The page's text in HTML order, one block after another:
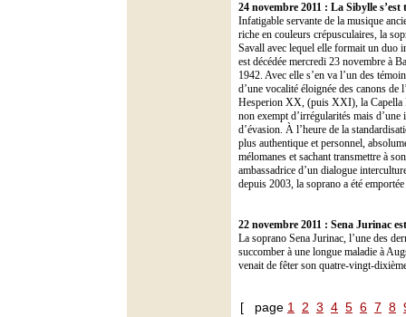
24 novembre 2011 : La Sibylle
Infatigable servante de la musique
riche en couleurs crépusculaires, la
Savall avec lequel elle formait un duo
est décédée mercredi 23 novembre à
1942. Avec elle s’en va l’un des
d’une vocalité éloignée des canons de
Hesperion XX, (puis XXI), la Capella
non exempt d’irrégularités mais
d’évasion. À l’heure de la
plus authentique et personnel,
mélomanes et sachant transmettre à
ambassadrice d’un dialogue
depuis 2003, la soprano a été
22 novembre 2011 : Sena Jurinac
La soprano Sena Jurinac, l’une des
succomber à une longue maladie à
venait de fêter son quatre-vingt-
[ page 1 2 3 4 5 6 7 8